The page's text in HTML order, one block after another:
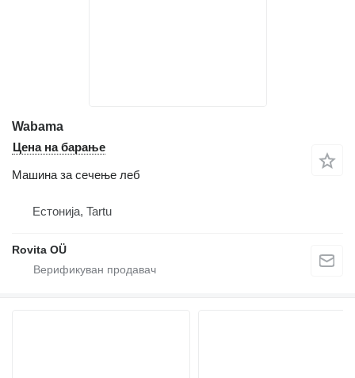
Wabama
Цена на барање
Машина за сечење леб
Естонија, Tartu
Rovita OÜ